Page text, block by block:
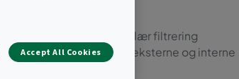
partikel- og molekylær filtrering
fra de fleste eksterne og interne
Accept All Cookies